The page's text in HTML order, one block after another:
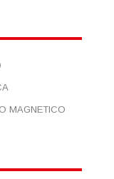
MAGNETICO